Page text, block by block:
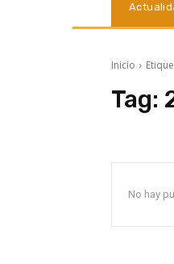
Inicio
Tag:
No hay